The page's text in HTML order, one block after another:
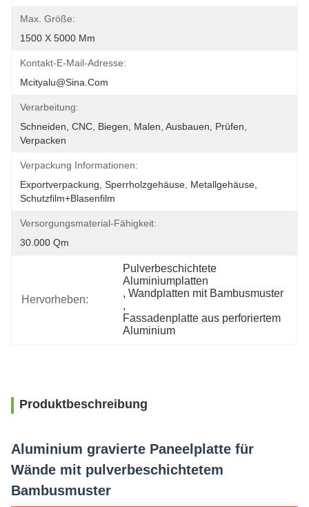
Max. Größe:
1500 X 5000 Mm
Kontakt-E-Mail-Adresse:
Mcityalu@sina.com
Verarbeitung:
Schneiden, CNC, Biegen, Malen, Ausbauen, Prüfen,
Verpacken
Verpackung Informationen:
Exportverpackung, Sperrholzgehäuse, Metallgehäuse,
Schutzfilm+Blasenfilm
Versorgungsmaterial-Fähigkeit:
30.000 Qm
Hervorheben:
Pulverbeschichtete
Aluminiumplatten
, Wandplatten mit Bambusmuster
,
Fassadenplatte aus perforiertem
Aluminium
Produktbeschreibung
Aluminium gravierte Paneelplatte für
Wände mit pulverbeschichtetem
Bambusmuster